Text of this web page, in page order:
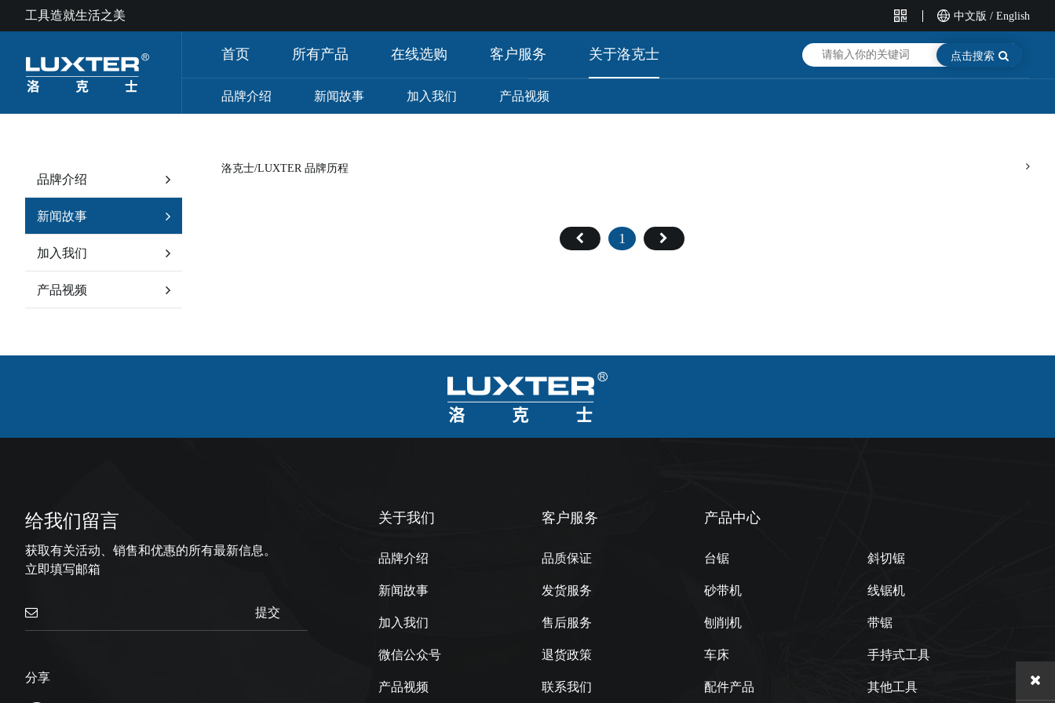
中文版 / English
工具造就生活之美
首页 所有产品 在线选购 客户服务 关于洛克士
品牌介绍 新闻故事 加入我们 产品视频
点击搜索
品牌介绍
新闻故事
加入我们
产品视频
洛克士/LUXTER 品牌历程
1
给我们留言
获取有关活动、销售和优惠的所有最新信息。
立即填写邮箱
提交
分享
关于我们
品牌介绍
新闻故事
加入我们
微信公众号
产品视频
客户服务
品质保证
发货服务
售后服务
退货政策
联系我们
产品中心
台锯 斜切锯
砂带机 线锯机
刨削机 带锯
车床 手持式工具
配件产品 其他工具